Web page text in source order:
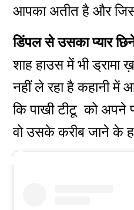
आपका अतीत है और
डिंपल से उसका प्यार
शाह हाउस में भी ड्रामा
नहीं ले रहा है कहानीमें
कि पाखी टीटू को अपने
वो उसके करीब जाने के